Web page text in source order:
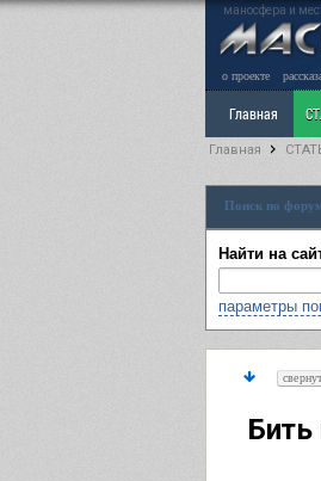
маносфера и
о проекте
Главная
РАЗДЕЛ:
Главная
Поиск по
Найти на
параметры
​Бить